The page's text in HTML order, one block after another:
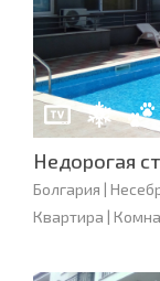
Недорогая
Болгария |
Квартира |